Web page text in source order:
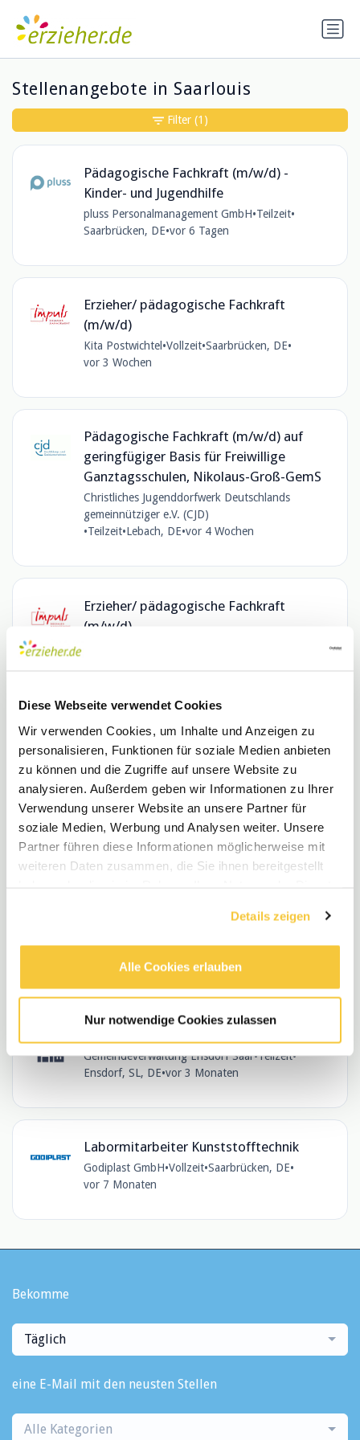
Diese Webseite verwendet Cookies
Wir verwenden Cookies, um Inhalte und Anzeigen zu
personalisieren, Funktionen für soziale Medien anbieten
zu können und die Zugriffe auf unsere Website zu
analysieren. Außerdem geben wir Informationen zu Ihrer
Verwendung unserer Website an unsere Partner für
soziale Medien, Werbung und Analysen weiter. Unsere
Partner führen diese Informationen möglicherweise mit
weiteren Daten zusammen, die Sie ihnen bereitgestellt
Details zeigen
Alle Cookies erlauben
Nur notwendige Cookies zulassen
Stellenangebote in Saarlouis
Pädagogische Fachkraft (m/w/d) -
Kinder- und Jugendhilfe
pluss Personalmanagement GmbH•Teilzeit•
Saarbrücken, DE•vor 6 Tagen
Erzieher/ pädagogische Fachkraft
(m/w/d)
Kita Postwichtel •Vollzeit•Saarbrücken, DE•
vor 3 Wochen
Pädagogische Fachkraft (m/w/d) auf
geringfügiger Basis für Freiwillige
Ganztagsschulen, Nikolaus-Groß-GemS
Christliches Jugenddorfwerk Deutschlands
gemeinnütziger e.V. (CJD)
•Teilzeit•Lebach, DE•vor 4 Wochen
Erzieher/ pädagogische Fachkraft
(m/w/d)
Erzieher/ pädagogische Fachkraft
(m/w/d)
Impuls Soziales Management•Vollzeit•
Saarbrücken, SL, DE •€3.600 - €4.788 / Monat
vor 2 Monaten
Ganztagsgrundschule "Im Vogelsang"
Kreisstadt Saarlouis•Vollzeit•Saarlouis, SL, DE•
vor 3 Monaten
Gemeindeverwaltung Ensdorf Saar•Teilzeit•
Ensdorf, SL, DE•vor 3 Monaten
Labormitarbeiter Kunststofftechnik
Godiplast GmbH•Vollzeit•Saarbrücken, DE•
vor 7 Monaten
Filter (1)
Bekomme
Täglich
eine E-Mail mit den neusten Stellen
Alle Kategorien